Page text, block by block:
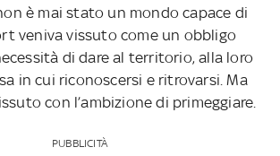
è mai stato un mondo capace di
veniva vissuto come un obbligo
di dare al territorio, alla loro
in cui riconoscersi e ritrovarsi. Ma
con l’ambizione di primeggiare.
PUBBLICITÀ